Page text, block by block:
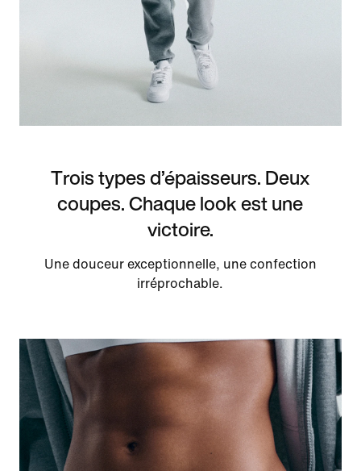
Trois types d’épaisseurs. Deux
coupes. Chaque look est une
victoire.
Une douceur exceptionnelle, une confection
irréprochable.